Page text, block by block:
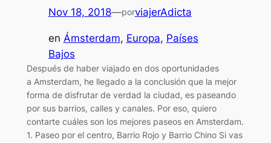
Nov 18, 2018—porviajerAdicta
en Ámsterdam, Europa, Países
Bajos
Después de haber viajado en dos oportunidades
a Amsterdam, he llegado a la conclusión que la mejor
forma de disfrutar de verdad la ciudad, es paseando
por sus barrios, calles y canales. Por eso, quiero
contarte cuáles son los mejores paseos en Amsterdam.
1. Paseo por el centro, Barrio Rojo y Barrio Chino Si vas